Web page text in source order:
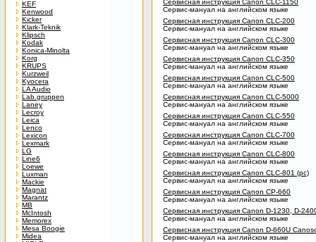
KEF
Kenwood
Kicker
Klark-Teknik
Klipsch
Kodak
Konica-Minolta
Korg
KRUPS
Kurzweil
Kyocera
LA Audio
Lab.gruppen
Laney
Lecroy
Leica
Lenco
Lexicon
Lexmark
LG
Line6
Loewe
Luxman
Mackie
Magnat
Marantz
MB
McIntosh
Memorex
Mesa Boogie
Midea
Сервисная инструкция Canon CLC-1150
Сервис-мануал на английском языке
Сервисная инструкция Canon CLC-200
Сервис-мануал на английском языке
Сервисная инструкция Canon CLC-300
Сервис-мануал на английском языке
Сервисная инструкция Canon CLC-350
Сервис-мануал на английском языке
Сервисная инструкция Canon CLC-500
Сервис-мануал на английском языке
Сервисная инструкция Canon CLC-5000
Сервис-мануал на английском языке
Сервисная инструкция Canon CLC-550
Сервис-мануал на английском языке
Сервисная инструкция Canon CLC-700
Сервис-мануал на английском языке
Сервисная инструкция Canon CLC-800
Сервис-мануал на английском языке
Сервисная инструкция Canon CLC-801 (pc)
Сервис-мануал на английском языке
Сервисная инструкция Canon CP-660
Сервис-мануал на английском языке
Сервисная инструкция Canon D-1230, D-
Сервис-мануал на английском языке
Сервисная инструкция Canon D-660U
Сервис-мануал на английском языке